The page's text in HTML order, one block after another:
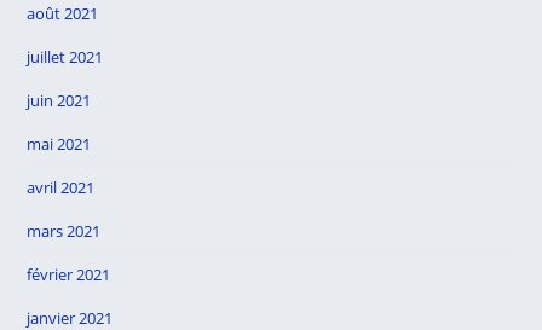
août 2021
juillet 2021
juin 2021
mai 2021
avril 2021
mars 2021
février 2021
janvier 2021